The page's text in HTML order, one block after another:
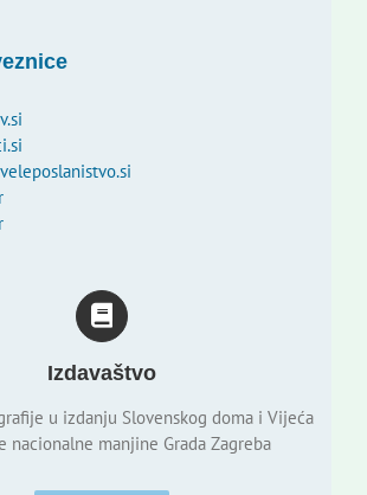
Izdavaštvo
u izdanju Slovenskog doma i Vijeća
nacionalne manjine Grada Zagreba